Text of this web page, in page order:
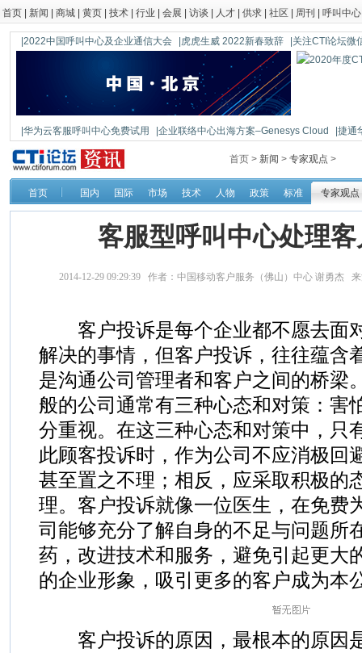
首页 新闻 商城 黄页 技术 行业 会展 访谈 人才 供求 社区 周刊 呼叫中心
|2022中国呼叫中心及企业通信大会 |虎虎生威 2022新春致辞 |关注CTI论坛微
|华为云客服呼叫中心免费试用 |企业联络中心出海方案–Genesys Cloud
|捷通
|鼎信通达新一代语音网关DAG1000-4S
首页 > 新闻 > 专家观点 >
首页 国内 国际 市场 技术 人物 政策 标准 专家观点
客服型呼叫中心处理
2014-12-29 09:29:39 作者：中国移动客户服务（佛山）中心 谢勇杰
客户投诉是每个企业都不愿去面
解决的事情，但客户投诉，往往蕴含
是沟通公司管理者和客户之间的桥梁
般的公司通常有三种心态和对策：害
分重视。在这三种心态和对策中，只
此顾客投诉时，作为公司不应消极回
甚至置之不理；相反，应采取积极的
理。客户投诉就像一位医生，在免费
司能够充分了解自身的不足与问题所
药，改进技术和服务，避免引起更大
的企业形象，吸引更多的客户成为本
客户投诉的原因，最根本的原因